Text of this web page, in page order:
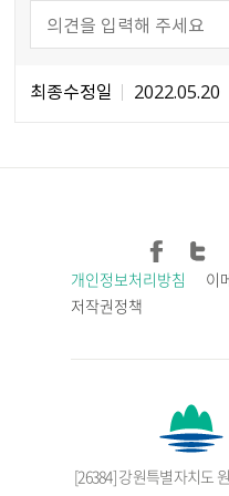
최종수정일 2022.05.20
개인정보처리방침
이
저작권정책
[26384] 강원특별자치도